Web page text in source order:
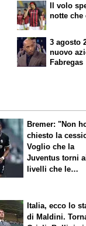
Il volo
notte
3 agosto
nuovo
Fabregas
Bremer: "Non
chiesto la
Voglio che la
Juventus torni
livelli che le
Italia, ecco lo
di Maldini.